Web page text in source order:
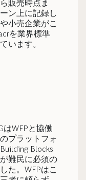
販売時点ま
ン上に記録し
小売企業がこ
を業界標準
います。
はWFPと協働
プラットフォ
Blocks
難民に必須の
た。WFPはこ